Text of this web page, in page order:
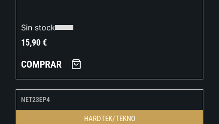
Sin stock
15,90€
COMPRAR
NET23EP4
HARDTEK/TEKNO